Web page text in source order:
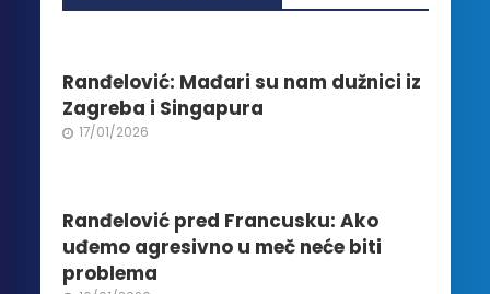
biti
izabrane
Ranđelović: Mađari su nam dužnici iz
Zagreba i Singapura
17/01/2026
Ranđelović pred Francusku: Ako
uđemo agresivno u meč neće biti
problema